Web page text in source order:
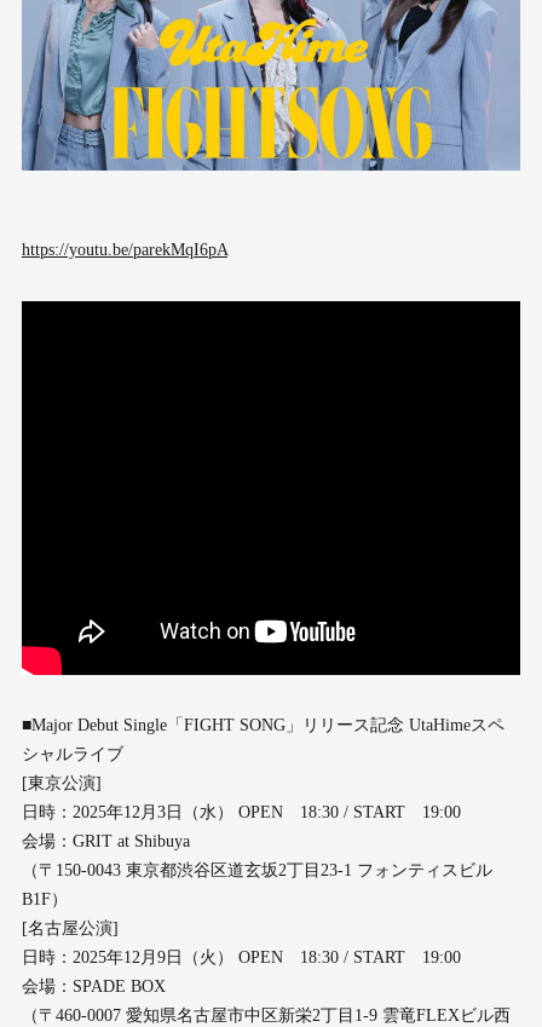
https://youtu.be/parekMqI6pA
■Major Debut Single「FIGHT SONG」リリース記念 UtaHimeスペ
シャルライブ
[東京公演]
日時：2025年12月3日（水） OPEN 18:30 / START 19:00
会場：GRIT at Shibuya
（〒150-0043 東京都渋谷区道玄坂2丁目23-1 フォンティスビル
B1F）
[名古屋公演]
日時：2025年12月9日（火） OPEN 18:30 / START 19:00
会場：SPADE BOX
（〒460-0007 愛知県名古屋市中区新栄2丁目1-9 雲竜FLEXビル西